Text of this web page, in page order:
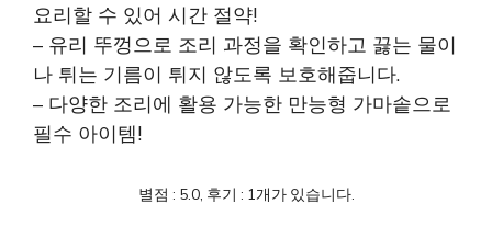
요리할 수 있어 시간 절약!
– 유리 뚜껑으로 조리 과정을 확인하고 끓는 물이
나 튀는 기름이 튀지 않도록 보호해줍니다.
– 다양한 조리에 활용 가능한 만능형 가마솥으로
필수 아이템!
별점 : 5.0, 후기 : 1개가 있습니다.